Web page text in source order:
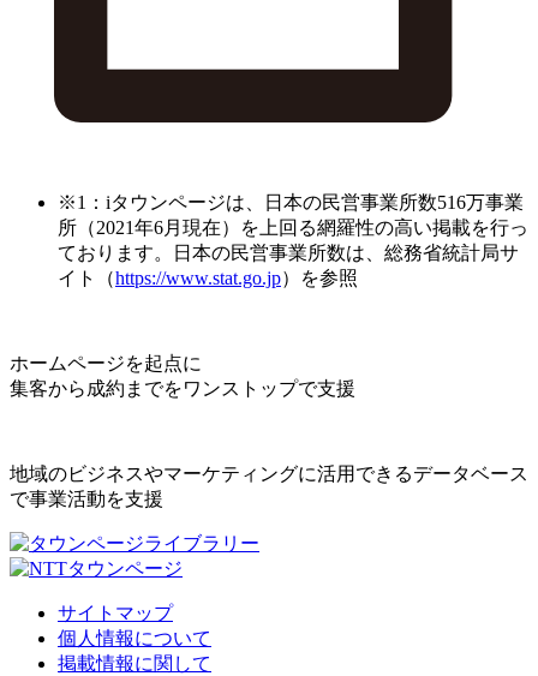
※1：iタウンページは、日本の民営事業所数516万事業
所（2021年6月現在）を上回る網羅性の高い掲載を行っ
ております。日本の民営事業所数は、総務省統計局サ
イト（https://www.stat.go.jp）を参照
ホームページを起点に
集客から成約までをワンストップで支援
地域のビジネスやマーケティングに活用できるデータベース
で事業活動を支援
サイトマップ
個人情報について
掲載情報に関して